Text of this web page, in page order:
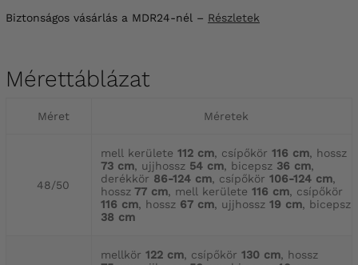
Biztonságos vásárlás a MDR24-nél – Részletek
Mérettáblázat
Méret Méretek
48/50
mell kerülete 112 cm, csípőkör 116 cm, hossz
73 cm, ujjhossz 54 cm, bicepsz 36 cm,
derékkör 86-124 cm, csípőkör 106-124 cm,
hossz 77 cm, mell kerülete 116 cm, csípőkör
116 cm, hossz 67 cm, ujjhossz 19 cm, bicepsz
38 cm
mellkör 122 cm, csípőkör 130 cm, hossz